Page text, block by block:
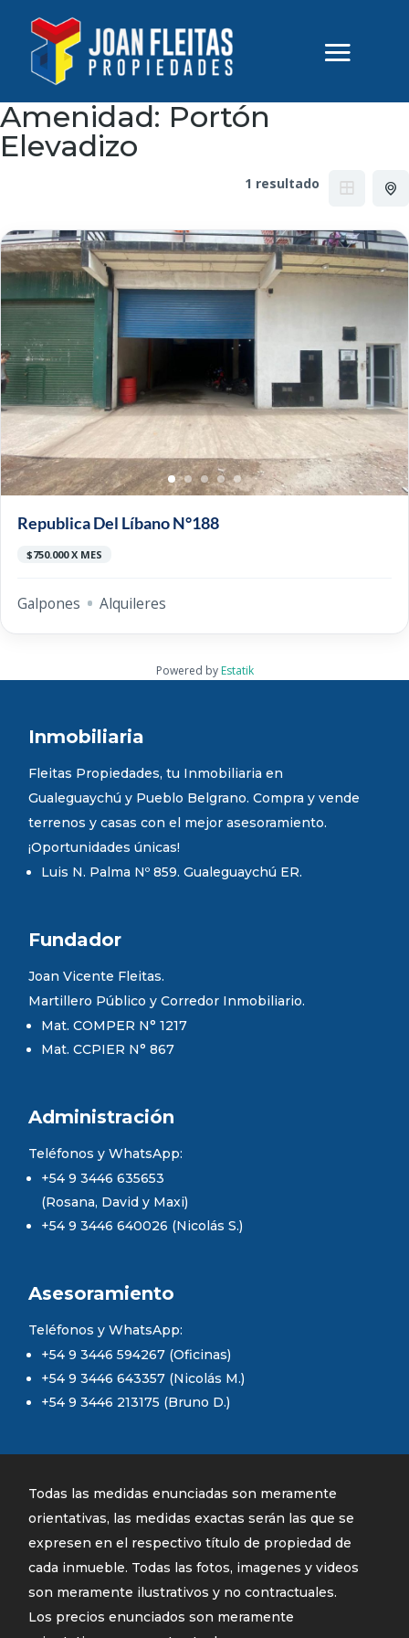
Amenidad: Portón
Elevadizo
1 resultado
Republica Del Líbano N°188
$750.000 X MES
Galpones Alquileres
Powered by Estatik
Inmobiliaria
Fleitas Propiedades, tu Inmobiliaria en
Gualeguaychú y Pueblo Belgrano. Compra y vende
terrenos y casas con el mejor asesoramiento.
¡Oportunidades únicas!
Luis N. Palma Nº 859. Gualeguaychú ER.
Fundador
Joan Vicente Fleitas.
Martillero Público y Corredor Inmobiliario.
Mat. COMPER N° 1217
Mat. CCPIER N° 867
Administración
Teléfonos y WhatsApp:
+54 9 3446 635653
(Rosana, David y Maxi)
+54 9 3446 640026 (Nicolás S.)
Asesoramiento
Teléfonos y WhatsApp:
+54 9 3446 594267 (Oficinas)
+54 9 3446 643357 (Nicolás M.)
+54 9 3446 213175 (Bruno D.)
Todas las medidas enunciadas son meramente
orientativas, las medidas exactas serán las que se
expresen en el respectivo título de propiedad de
cada inmueble. Todas las fotos, imagenes y videos
son meramente ilustrativos y no contractuales.
Los precios enunciados son meramente